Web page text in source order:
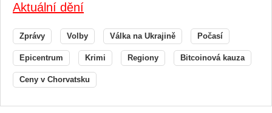
Aktuální dění
Zprávy Volby Válka na Ukrajině Počasí
Epicentrum Krimi Regiony Bitcoinová kauza
Ceny v Chorvatsku